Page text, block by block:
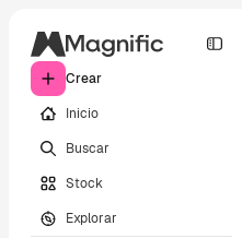
Crear
Inicio
Buscar
Stock
Explorar